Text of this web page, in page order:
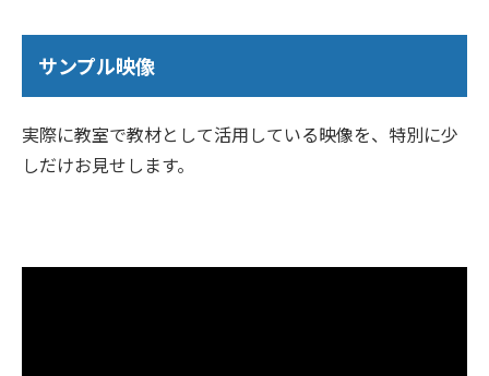
サンプル映像
実際に教室で教材として活用している映像を、特別に少
しだけお見せします。